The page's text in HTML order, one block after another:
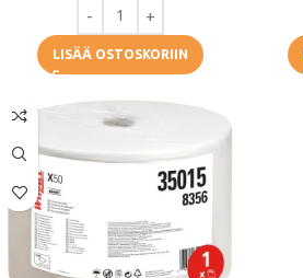
LISÄÄ OSTOSKORIIN